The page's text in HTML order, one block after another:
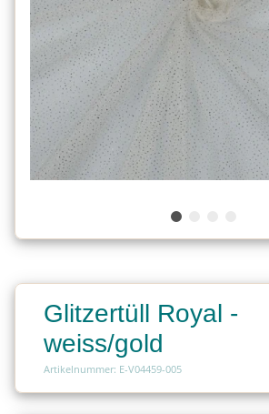
Glitzertüll Royal -
weiss/gold
Artikelnummer: E-V04459-005